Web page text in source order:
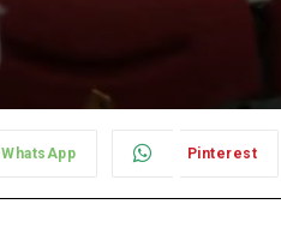
Pinterest
WhatsApp